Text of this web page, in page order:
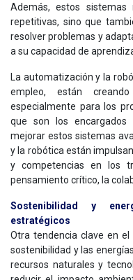
Además, estos
repetitivas, sino que
resolver problemas y
a su capacidad de
La automatización y la
empleo, están
especialmente para los
que son los encargados
mejorar estos sistemas
y la robótica están
y competencias en los
pensamiento crítico, la
Sostenibilidad y
estratégicos
Otra tendencia clave en
sostenibilidad y las
recursos naturales y